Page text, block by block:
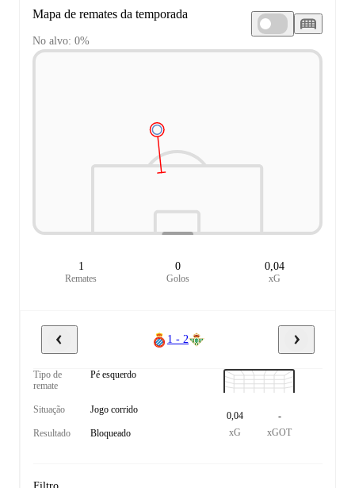
Mapa de remates da temporada
No alvo: 0%
1
Remates
0
Golos
0,04
xG
1 - 2
Tipo de
remate
Pé esquerdo
Situação Jogo corrido
Resultado Bloqueado
0,04
xG
-
xGOT